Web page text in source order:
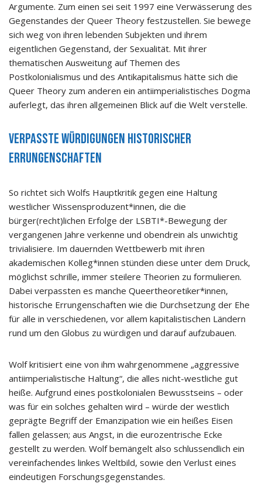
Argumente. Zum einen sei seit 1997 eine Verwässerung des
Gegenstandes der Queer Theory festzustellen. Sie bewege
sich weg von ihren lebenden Subjekten und ihrem
eigentlichen Gegenstand, der Sexualität. Mit ihrer
thematischen Ausweitung auf Themen des
Postkolonialismus und des Antikapitalismus hätte sich die
Queer Theory zum anderen ein antiimperialistisches Dogma
auferlegt, das ihren allgemeinen Blick auf die Welt verstelle.
Verpasste Würdigungen historischer
Errungenschaften
So richtet sich Wolfs Hauptkritik gegen eine Haltung
westlicher Wissensproduzent*innen, die die
bürger(recht)lichen Erfolge der LSBTI*-Bewegung der
vergangenen Jahre verkenne und obendrein als unwichtig
trivialisiere. Im dauernden Wettbewerb mit ihren
akademischen Kolleg*innen stünden diese unter dem Druck,
möglichst schrille, immer steilere Theorien zu formulieren.
Dabei verpassten es manche Queertheoretiker*innen,
historische Errungenschaften wie die Durchsetzung der Ehe
für alle in verschiedenen, vor allem kapitalistischen Ländern
rund um den Globus zu würdigen und darauf aufzubauen.
Wolf kritisiert eine von ihm wahrgenommene „aggressive
antiimperialistische Haltung“, die alles nicht-westliche gut
heiße. Aufgrund eines postkolonialen Bewusstseins – oder
was für ein solches gehalten wird – würde der westlich
geprägte Begriff der Emanzipation wie ein heißes Eisen
fallen gelassen; aus Angst, in die eurozentrische Ecke
gestellt zu werden. Wolf bemängelt also schlussendlich ein
vereinfachendes linkes Weltbild, sowie den Verlust eines
eindeutigen Forschungsgegenstandes.